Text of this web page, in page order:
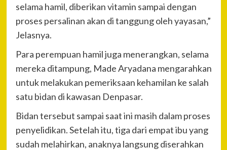
selama hamil, diberikan vitamin sampai dengan
proses persalinan akan di tanggung oleh yayasan,”
Jelasnya.
Para perempuan hamil juga menerangkan, selama
mereka ditampung, Made Aryadana mengarahkan
untuk melakukan pemeriksaan kehamilan ke salah
satu bidan di kawasan Denpasar.
Bidan tersebut sampai saat ini masih dalam proses
penyelidikan. Setelah itu, tiga dari empat ibu yang
sudah melahirkan, anaknya langsung diserahkan